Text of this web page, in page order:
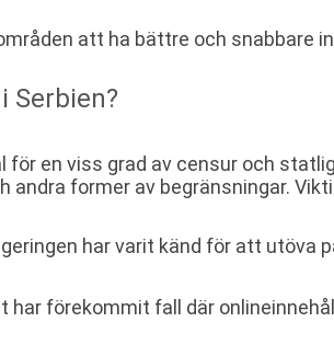
att ha bättre och snabbare
Serbien?
för en viss grad av censur och
andra former av begränsningar.
har varit känd för att utöva
har förekommit fall där